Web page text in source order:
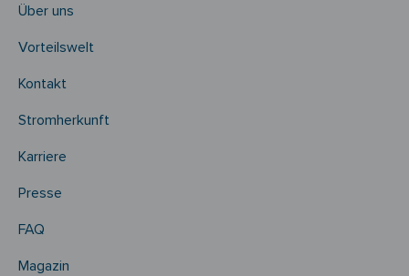
Über uns
Vorteilswelt
Kontakt
Stromherkunft
Karriere
Presse
FAQ
Magazin